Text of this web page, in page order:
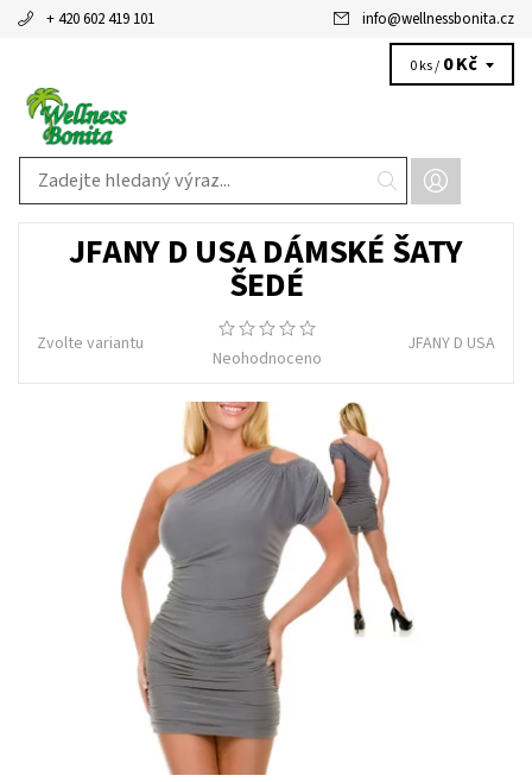
+ 420 602 419 101 info@wellnessbonita.cz
0 ks / 0 Kč
JFANY D USA DÁMSKÉ ŠATY
ŠEDÉ
Zvolte variantu
Neohodnoceno
JFANY D USA